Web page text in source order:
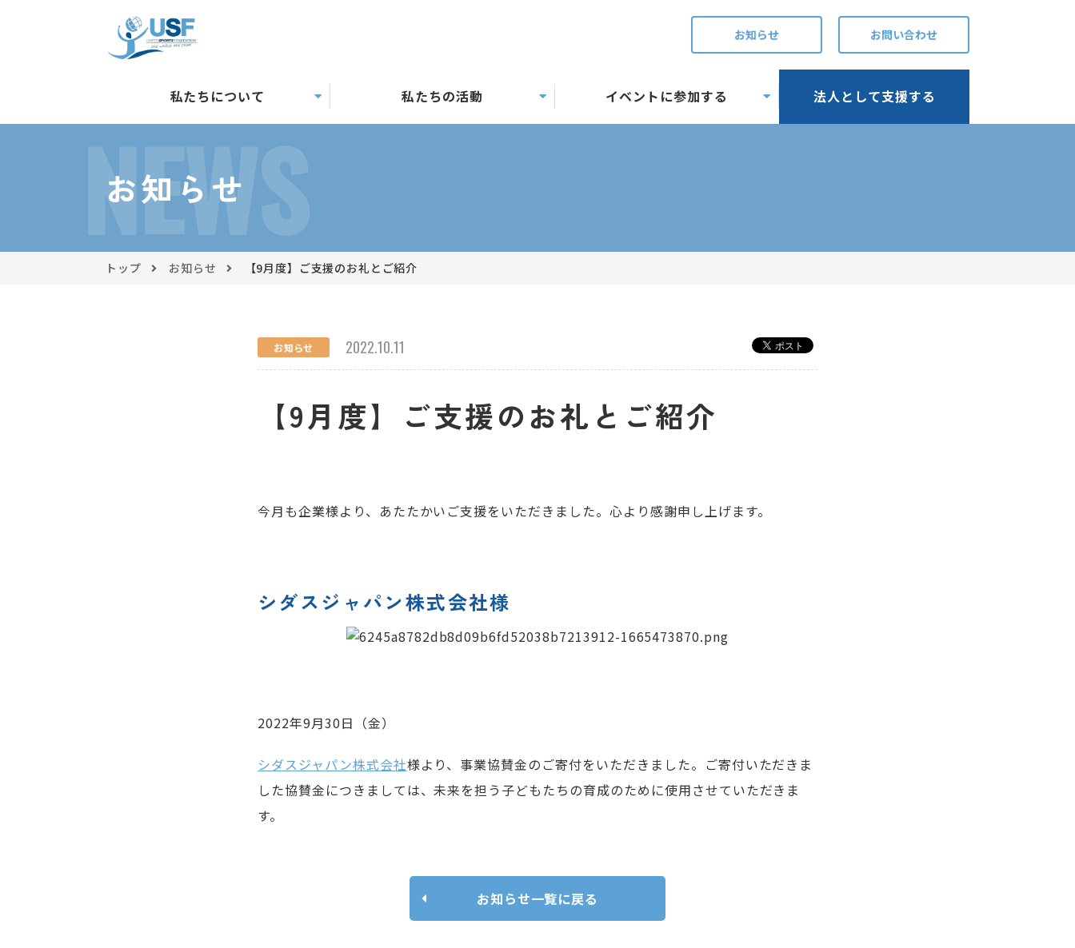
お知らせ お問い合わせ
私たちについて 私たちの活動 イベントに参加する 法人として支援する
NEWS
お知らせ
トップ お知らせ 【9月度】ご支援のお礼とご紹介
お知らせ 2022.10.11
【9月度】ご支援のお礼とご紹介
今月も企業様より、あたたかいご支援をいただきました。心より感謝申し上げます。
シダスジャパン株式会社様
2022年9月30日（金）
シダスジャパン株式会社様より、事業協賛金のご寄付をいただきました。ご寄付いただきま
した協賛金につきましては、未来を担う子どもたちの育成のために使用させていただきま
す。
お知らせ一覧に戻る